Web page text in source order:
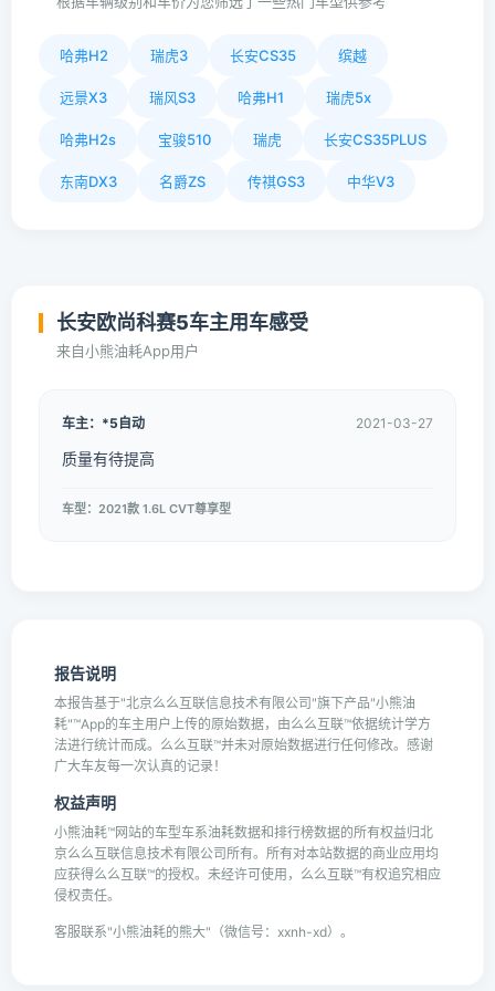
哈弗H2 瑞虎3 长安CS35 缤越
远景X3 瑞风S3 哈弗H1 瑞虎5x
哈弗H2s 宝骏510 瑞虎 长安CS35PLUS
东南DX3 名爵ZS 传祺GS3 中华V3
长安欧尚科赛5车主用车感受
来自小熊油耗App用户
车主：*5自动 2021-03-27
质量有待提高
车型：2021款 1.6L CVT尊享型
报告说明
本报告基于"北京么么互联信息技术有限公司"旗下产品"小熊油
耗"™App的车主用户上传的原始数据，由么么互联™依据统计学方
法进行统计而成。么么互联™并未对原始数据进行任何修改。感谢
广大车友每一次认真的记录！
权益声明
小熊油耗™网站的车型车系油耗数据和排行榜数据的所有权益归北
京么么互联信息技术有限公司所有。所有对本站数据的商业应用均
应获得么么互联™的授权。未经许可使用，么么互联™有权追究相应
侵权责任。
客服联系"小熊油耗的熊大"（微信号：xxnh-xd）。